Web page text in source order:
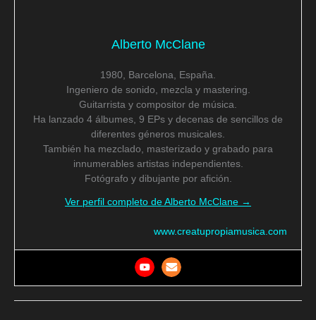
Alberto McClane
1980, Barcelona, España.
Ingeniero de sonido, mezcla y mastering.
Guitarrista y compositor de música.
Ha lanzado 4 álbumes, 9 EPs y decenas de sencillos de
diferentes géneros musicales.
También ha mezclado, masterizado y grabado para
innumerables artistas independientes.
Fotógrafo y dibujante por afición.
Ver perfil completo de Alberto McClane →
www.creatupropiamusica.com